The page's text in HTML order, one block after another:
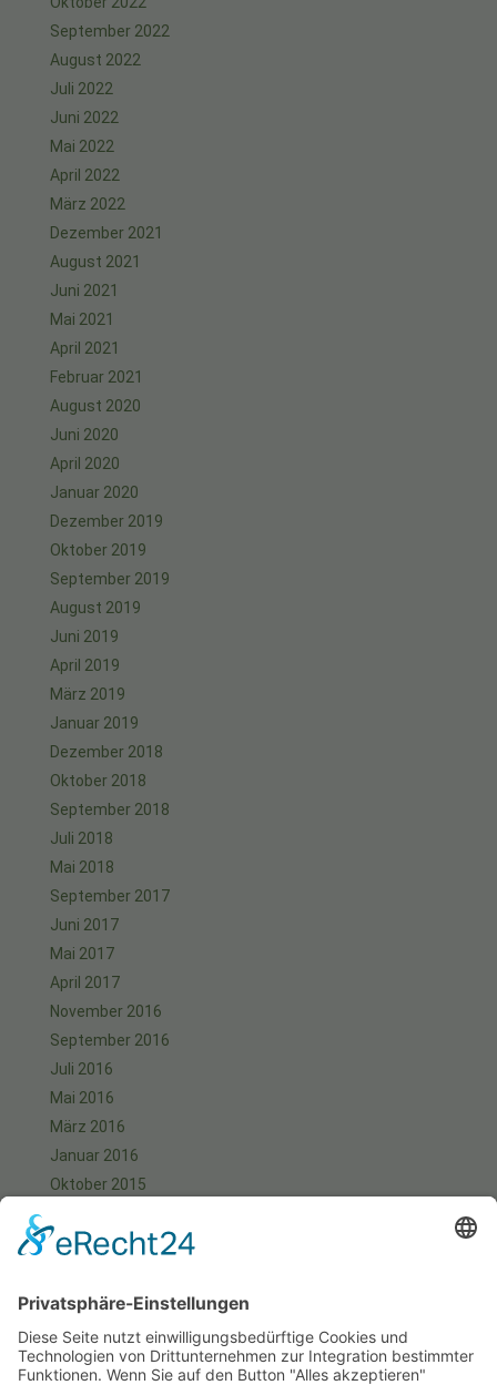
September 2022
August 2022
Juli 2022
Juni 2022
Mai 2022
April 2022
März 2022
Dezember 2021
August 2021
Juni 2021
Mai 2021
April 2021
Februar 2021
August 2020
Juni 2020
April 2020
Januar 2020
Dezember 2019
Oktober 2019
September 2019
August 2019
Juni 2019
April 2019
März 2019
Januar 2019
Dezember 2018
Oktober 2018
September 2018
Juli 2018
Mai 2018
September 2017
Juni 2017
Mai 2017
April 2017
November 2016
September 2016
Juli 2016
Mai 2016
März 2016
Januar 2016
Oktober 2015
August 2015
Juni 2015
Mai 2015
April 2015